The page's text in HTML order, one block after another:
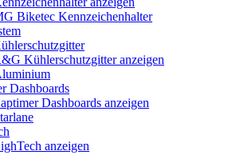
Biketec Kennzeichenhalter
Kühlerschutzgitter anzeigen
Dashboards
Dashboards anzeigen
anzeigen